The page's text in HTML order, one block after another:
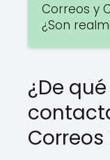
Correos y
¿Son
¿De
Correos